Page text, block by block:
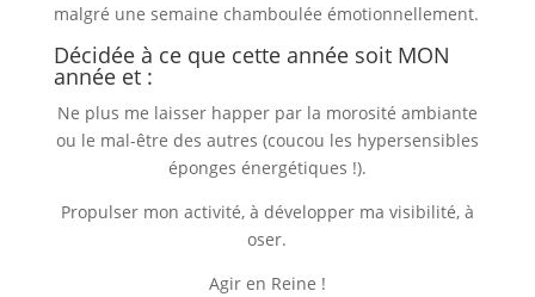
malgré une semaine chamboulée émotionnellement.
Décidée à ce que cette année soit MON
année et :
Ne plus me laisser happer par la morosité ambiante
ou le mal-être des autres (coucou les hypersensibles
éponges énergétiques !).
Propulser mon activité, à développer ma visibilité, à
oser.
Agir en Reine !